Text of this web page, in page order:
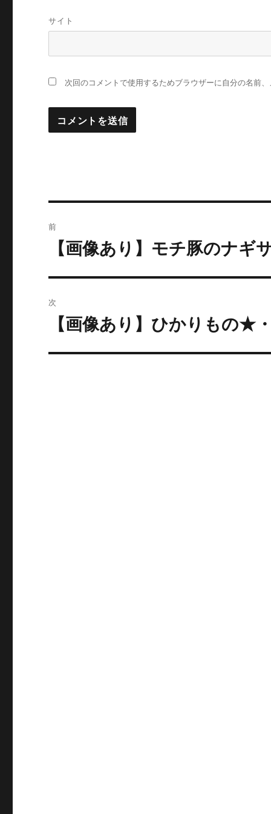
サイト
次回のコメントで使用するためブラウザーに自分の名前
稿
ゲ
前
の
投
稿:
【画像あり】モチ豚のナギ
次
投
【画像あり】ひかりもの★